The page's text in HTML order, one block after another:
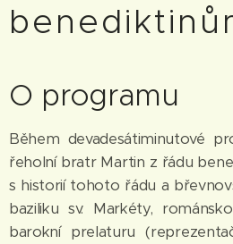
O programu
Během devadesátiminutové
řeholní bratr Martin z řádu
s historií tohoto řádu a
baziliku sv. Markéty,
barokní prelaturu